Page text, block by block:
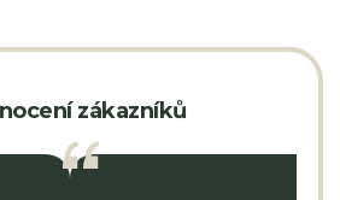
zákazníků